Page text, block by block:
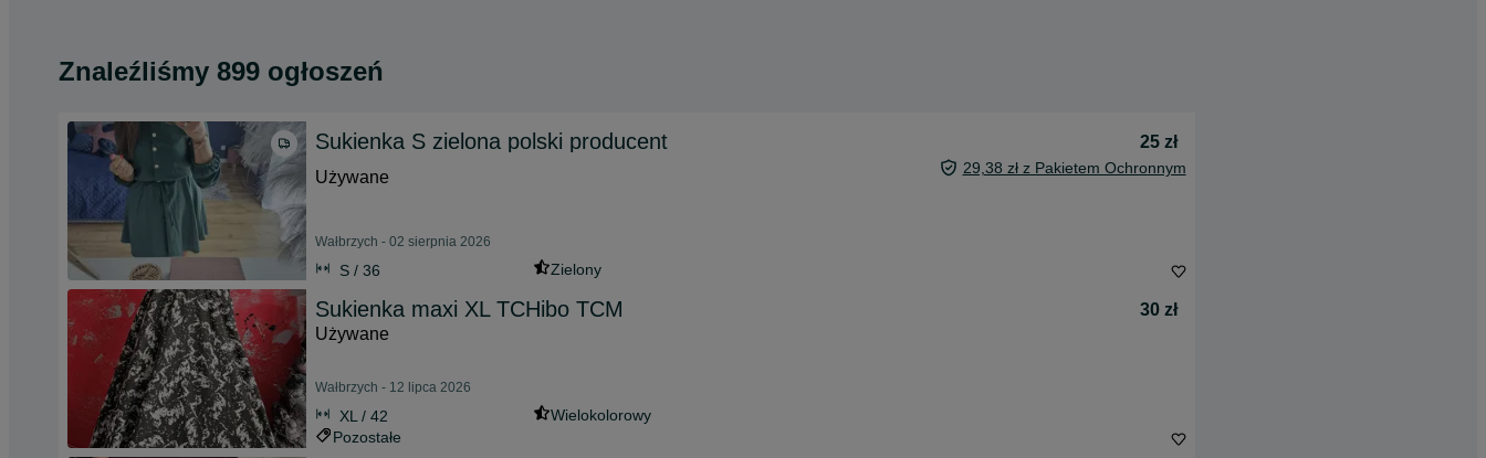
Znaleźliśmy 899 ogłoszeń
Sukienka S zielona polski producent
25 zł
Używane
29,38 zł z Pakietem Ochronnym
Wałbrzych - 02 sierpnia 2026
S / 36 Zielony
Sukienka maxi XL TCHibo TCM
30 zł
Używane
Wałbrzych - 12 lipca 2026
XL / 42
Wielokolorowy
Pozostałe